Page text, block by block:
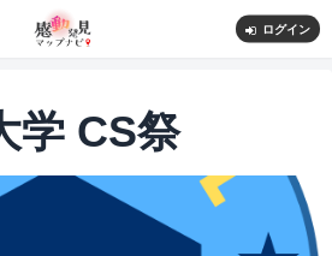
ログイン
学 CS祭